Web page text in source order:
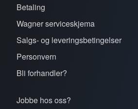
Betaling
Wagner serviceskjema
Salgs- og leveringsbetingelser
Personvern
Bli forhandler?
Jobbe hos oss?